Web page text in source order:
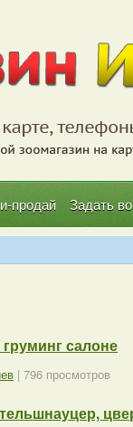
продай Задать
салоне
| 796 просмотров